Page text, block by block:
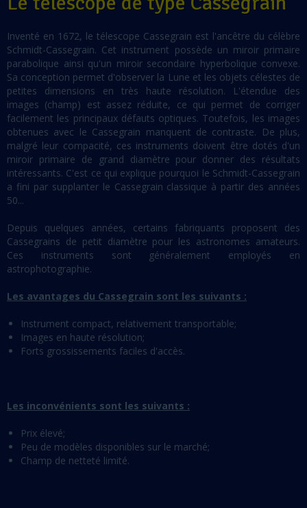
Inventé en 1672, le télescope Cassegrain est l'ancêtre du célèbre
Schmidt-Cassegrain. Cet instrument possède un miroir primaire
parabolique ainsi qu'un miroir secondaire hyperbolique convexe.
Sa conception permet d'observer la Lune et les objets célestes de
petites dimensions en très haute résolution. L'étendue des
images (champ) est assez réduite, ce qui permet de corriger
facilement les principaux défauts optiques. Toutefois, les images
obtenues avec le Cassegrain manquent de contraste. De plus,
malgré leur compacité, ces instruments doivent être dotés d'un
miroir primaire de grand diamètre pour donner des résultats
intéressants. C'est ce qui explique pourquoi le Schmidt-Cassegrain
a fini par supplanter le Cassegrain classique à partir des années
50...
Depuis quelques années, certains fabriquants proposent des
Cassegrains de petit diamètre pour les astronomes amateurs.
Ces instruments sont généralement employés en
astrophotographie.
Les avantages du Cassegrain sont les suivants :
Instrument compact, relativement transportable;
Images en haute résolution;
Forts grossissements faciles d'accès.
Les inconvénients sont les suivants :
Prix élevé;
Peu de modèles disponibles sur le marché;
Champ de netteté limité.